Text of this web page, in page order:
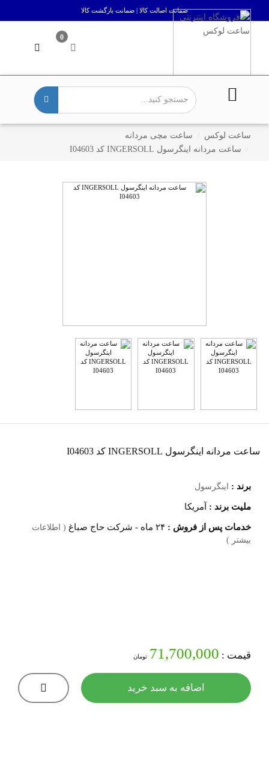
ضمانت اصالت کالا | ضمانت بازگشت کالا
0
ساعت لوکس
ساعت مچی مردانه
ساعت مردانه اینگرسول INGERSOLL کد I04603
ساعت مردانه اینگرسول INGERSOLL کد I04603
برند : اینگرسول
ملیت برند : آمریکا
خدمات پس از فروش : ۲۴ ماه - شرکت حاج صباغ ( اطلاعات
بیشتر )
قیمت : 71,700,000 تومان
اضافه به سبد خرید